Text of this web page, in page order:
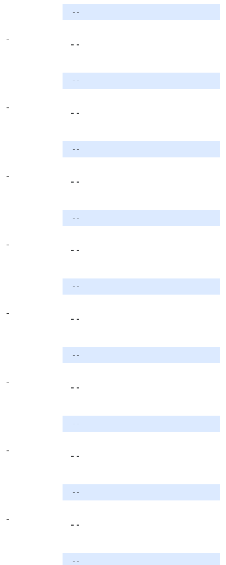
- -
-
- -
- -
-
- -
- -
-
- -
- -
-
- -
- -
-
- -
- -
-
- -
- -
-
- -
- -
-
- -
- -